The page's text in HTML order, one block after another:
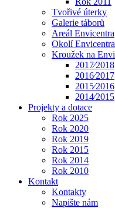
Tvořivé úterky
Galerie táborů
Areál Envicentra
Okolí Envicentra
Kroužek na Envi
2017⁄2018
2016⁄2017
2015⁄2016
2014⁄2015
Projekty a dotace
Rok 2025
Rok 2020
Rok 2019
Rok 2015
Rok 2014
Rok 2010
Kontakt
Kontakty
Napište nám